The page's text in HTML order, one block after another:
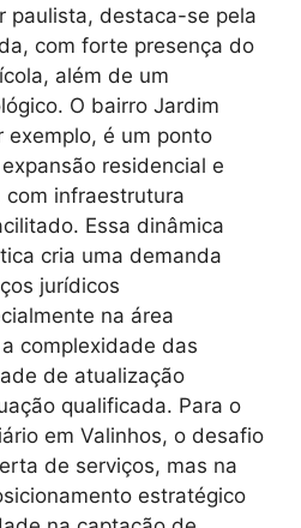
paulista, destaca-se pela
com forte presença do
além de um
O bairro Jardim
exemplo, é um ponto
residencial e
infraestrutura
Essa dinâmica
cria uma demanda
jurídicos
na área
complexidade das
de atualização
qualificada. Para o
em Valinhos, o desafio
de serviços, mas na
estratégico